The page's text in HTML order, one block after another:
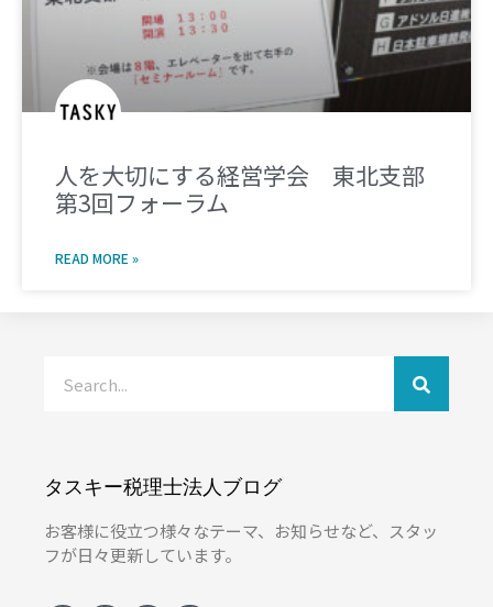
人を大切にする経営学会 東北支部
第3回フォーラム
READ MORE »
タスキー税理士法人ブログ
お客様に役立つ様々なテーマ、お知らせなど、スタッ
フが日々更新しています。